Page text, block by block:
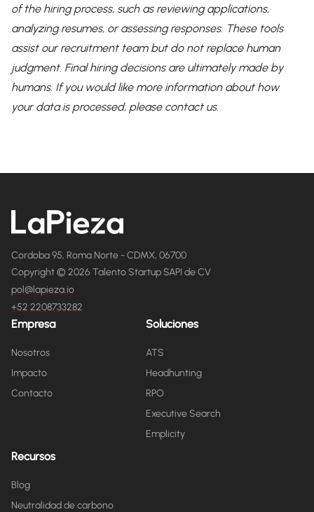
of the hiring process, such as reviewing applications,
analyzing resumes, or assessing responses. These tools
assist our recruitment team but do not replace human
judgment. Final hiring decisions are ultimately made by
humans. If you would like more information about how
your data is processed, please contact us.
Cordoba 95, Roma Norte - CDMX, 06700
Copyright © 2026 Talento Startup SAPI de CV
pol@lapieza.io
+52 2208733282
Empresa
Nosotros
Impacto
Contacto
Soluciones
ATS
Headhunting
RPO
Executive Search
Emplicity
Recursos
Blog
Neutralidad de carbono